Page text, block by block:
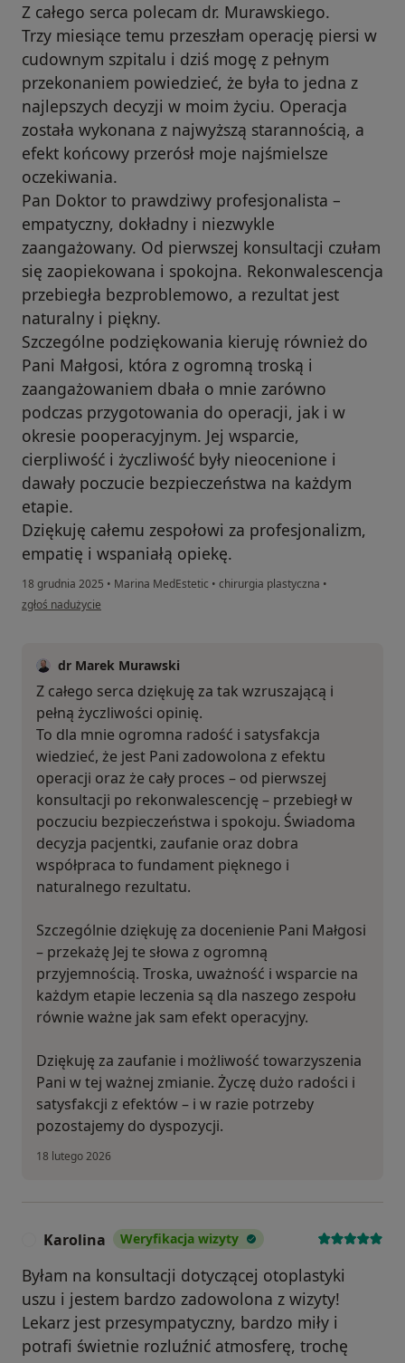
Z całego serca polecam dr. Murawskiego.
Trzy miesiące temu przeszłam operację piersi w
cudownym szpitalu i dziś mogę z pełnym
przekonaniem powiedzieć, że była to jedna z
najlepszych decyzji w moim życiu. Operacja
została wykonana z najwyższą starannością, a
efekt końcowy przerósł moje najśmielsze
oczekiwania.
Pan Doktor to prawdziwy profesjonalista –
empatyczny, dokładny i niezwykle
zaangażowany. Od pierwszej konsultacji czułam
się zaopiekowana i spokojna. Rekonwalescencja
przebiegła bezproblemowo, a rezultat jest
naturalny i piękny.
Szczególne podziękowania kieruję również do
Pani Małgosi, która z ogromną troską i
zaangażowaniem dbała o mnie zarówno
podczas przygotowania do operacji, jak i w
okresie pooperacyjnym. Jej wsparcie,
cierpliwość i życzliwość były nieocenione i
dawały poczucie bezpieczeństwa na każdym
etapie.
Dziękuję całemu zespołowi za profesjonalizm,
empatię i wspaniałą opiekę.
18 grudnia 2025 • Marina MedEstetic • chirurgia plastyczna •
w opinii użytkownika Żaneta
zgłoś nadużycie
dr Marek Murawski
Z całego serca dziękuję za tak wzruszającą i
pełną życzliwości opinię.
To dla mnie ogromna radość i satysfakcja
wiedzieć, że jest Pani zadowolona z efektu
operacji oraz że cały proces – od pierwszej
konsultacji po rekonwalescencję – przebiegł w
poczuciu bezpieczeństwa i spokoju. Świadoma
decyzja pacjentki, zaufanie oraz dobra
współpraca to fundament pięknego i
naturalnego rezultatu.
Szczególnie dziękuję za docenienie Pani Małgosi
– przekażę Jej te słowa z ogromną
przyjemnością. Troska, uważność i wsparcie na
każdym etapie leczenia są dla naszego zespołu
równie ważne jak sam efekt operacyjny.
Dziękuję za zaufanie i możliwość towarzyszenia
Pani w tej ważnej zmianie. Życzę dużo radości i
satysfakcji z efektów – i w razie potrzeby
pozostajemy do dyspozycji.
18 lutego 2026
Karolina Weryfikacja wizyty
Byłam na konsultacji dotyczącej otoplastyki
uszu i jestem bardzo zadowolona z wizyty!
Lekarz jest przesympatyczny, bardzo miły i
potrafi świetnie rozluźnić atmosferę, trochę